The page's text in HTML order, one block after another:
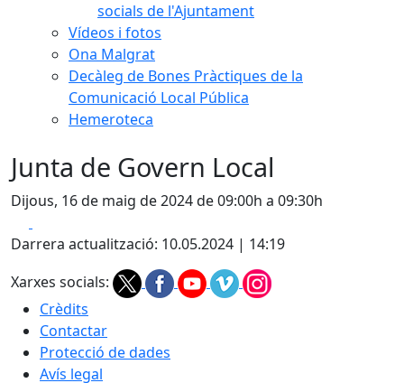
socials de l'Ajuntament
Vídeos i fotos
Ona Malgrat
Decàleg de Bones Pràctiques de la
Comunicació Local Pública
Hemeroteca
Junta de Govern Local
Dijous, 16 de maig de 2024 de 09:00h a 09:30h
Darrera actualització: 10.05.2024 | 14:19
Xarxes socials:
Crèdits
Contactar
Protecció de dades
Avís legal